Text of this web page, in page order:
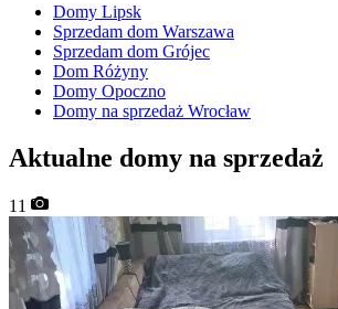
Domy Lipsk
Sprzedam dom Warszawa
Sprzedam dom Grójec
Dom Różyny
Domy Opoczno
Domy na sprzedaż Wrocław
Aktualne domy na sprzedaż
11